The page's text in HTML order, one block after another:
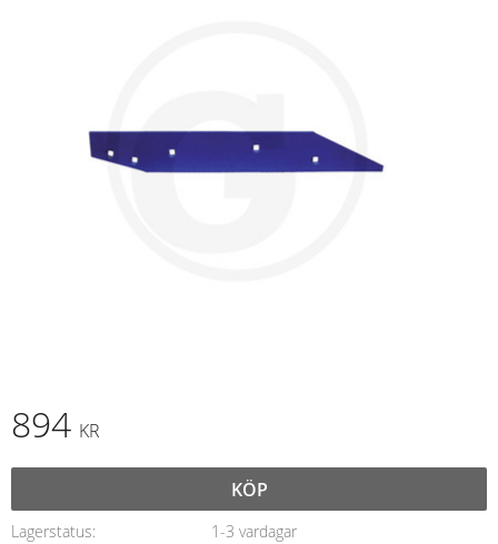
894 KR
KÖP
Lagerstatus
1-3 vardagar